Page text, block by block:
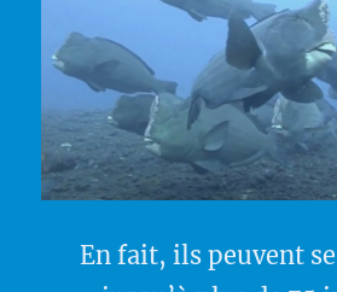
En fait, ils peuvent